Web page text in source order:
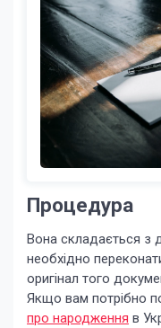
Процедура
Вона складається з
необхідно
оригінал того
Якщо вам потрібно
про народження в